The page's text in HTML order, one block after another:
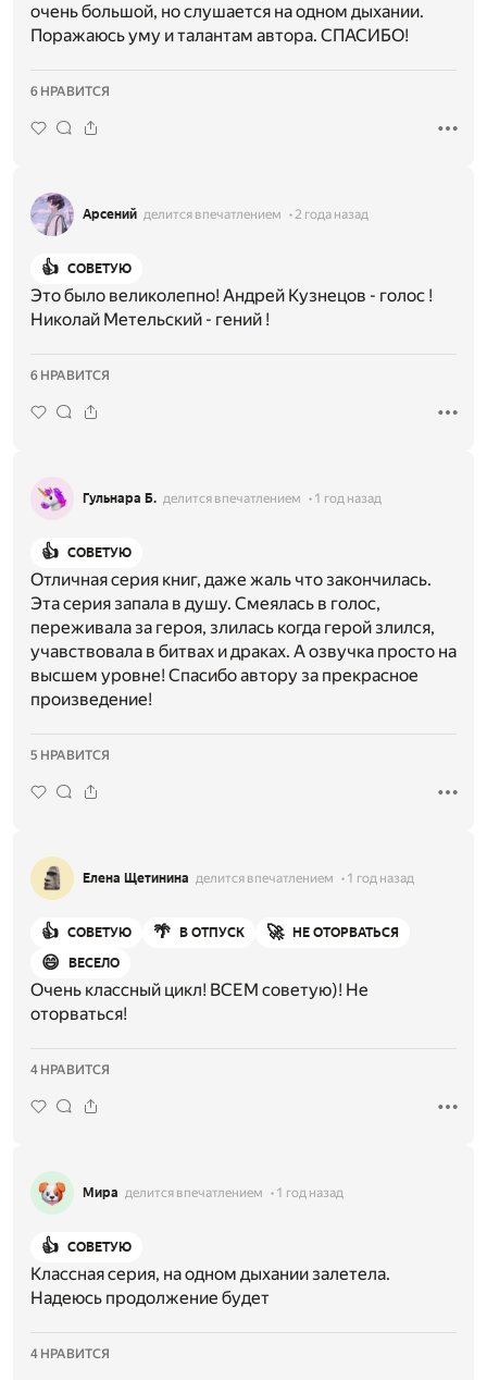
очень большой, но слушается на одном дыхании.
Поражаюсь уму и талантам автора. СПАСИБО!
6 НРАВИТСЯ
Арсений делится впечатлением 2 года назад
👍 СОВЕТУЮ
Это было великолепно! Андрей Кузнецов - голос !
Николай Метельский - гений !
6 НРАВИТСЯ
Гульнара Б. делится впечатлением 1 год назад
👍 СОВЕТУЮ
Отличная серия книг, даже жаль что закончилась.
Эта серия запала в душу. Смеялась в голос,
переживала за героя, злилась когда герой злился,
учавствовала в битвах и драках. А озвучка просто на
высшем уровне! Спасибо автору за прекрасное
произведение!
5 НРАВИТСЯ
Елена Щетинина делится впечатлением 1 год назад
👍 СОВЕТУЮ 🌴 В ОТПУСК 🚀 НЕ ОТОРВАТЬСЯ
😄 ВЕСЕЛО
Очень классный цикл! ВСЕМ советую)! Не
оторваться!
4 НРАВИТСЯ
Мира делится впечатлением 1 год назад
👍 СОВЕТУЮ
Классная серия, на одном дыхании залетела.
Надеюсь продолжение будет
4 НРАВИТСЯ